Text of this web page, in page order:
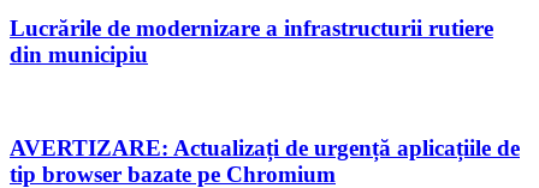
Lucrările de modernizare a infrastructurii rutiere
din municipiu
AVERTIZARE: Actualizați de urgență aplicațiile de
tip browser bazate pe Chromium